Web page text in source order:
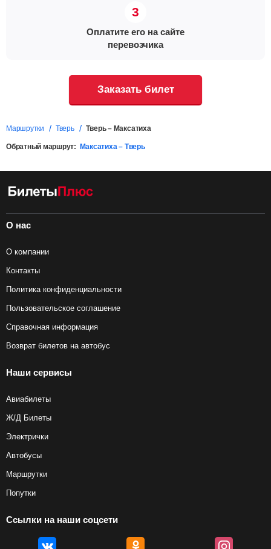
Оплатите его на сайте
перевозчика
Заказать билет
Маршрутки Тверь Тверь – Максатиха
Обратный маршрут: Максатиха – Тверь
О нас
О компании
Контакты
Политика конфиденциальности
Пользовательское соглашение
Справочная информация
Возврат билетов на автобус
Наши сервисы
Авиабилеты
Ж/Д Билеты
Электрички
Автобусы
Маршрутки
Попутки
Ссылки на наши соцсети